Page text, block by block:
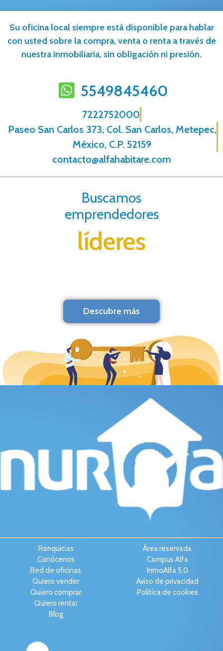
Su oficina local siempre está disponible para hablar
con usted sobre la compra, venta o renta a través de
nuestra inmobiliaria, sin obligación ni presión.
5549845460
7222752000
Paseo San Carlos 373, Col. San Carlos, Metepec,
México, C.P. 52159
contacto@alfahabitare.com
Buscamos
emprendedores
líderes
Descubre más
Franquicias
Conócenos
Red de oficinas
Quiero vender
Quiero comprar
Quiero rentar
Blog
Área reservada
Campus Alfa
InmoAlfa 5.0
Aviso de privacidad
Política de cookies